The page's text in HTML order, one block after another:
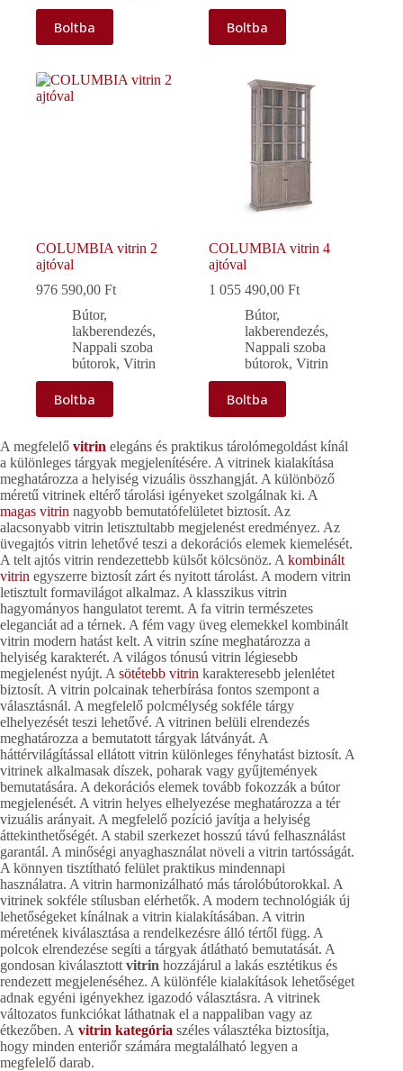
Boltba Boltba
COLUMBIA vitrin 2
ajtóval
976 590,00 Ft
Bútor,
lakberendezés,
Nappali szoba
bútorok, Vitrin
Boltba
COLUMBIA vitrin 4
ajtóval
1 055 490,00Ft
Bútor,
lakberendezés,
Nappali szoba
bútorok,Vitrin
Boltba
A megfelelő vitrin elegáns és praktikus tárolómegoldást kínál
a különleges tárgyak megjelenítésére. A vitrinek kialakítása
meghatározza a helyiség vizuális összhangját. A különböző
méretű vitrinek eltérő tárolási igényeket szolgálnak ki. A
magas vitrin nagyobb bemutatófelületet biztosít. Az
alacsonyabb vitrin letisztultabb megjelenést eredményez. Az
üvegajtós vitrin lehetővé teszi a dekorációs elemek kiemelését.
A telt ajtós vitrin rendezettebb külsőt kölcsönöz. A kombinált
vitrin egyszerre biztosít zárt és nyitott tárolást. A modern vitrin
letisztult formavilágot alkalmaz. A klasszikus vitrin
hagyományos hangulatot teremt. A fa vitrin természetes
eleganciát ad a térnek. A fém vagy üveg elemekkel kombinált
vitrin modern hatást kelt. A vitrin színe meghatározza a
helyiség karakterét. A világos tónusú vitrin légiesebb
megjelenést nyújt. A sötétebb vitrin karakteresebb jelenlétet
biztosít. A vitrin polcainak teherbírása fontos szempont a
választásnál. A megfelelő polcmélység sokféle tárgy
elhelyezését teszi lehetővé. A vitrinen belüli elrendezés
meghatározza a bemutatott tárgyak látványát. A
háttérvilágítással ellátott vitrin különleges fényhatást biztosít. A
vitrinek alkalmasak díszek, poharak vagy gyűjtemények
bemutatására. A dekorációs elemek tovább fokozzák a bútor
megjelenését. A vitrin helyes elhelyezése meghatározza a tér
vizuális arányait. A megfelelő pozíció javítja a helyiség
áttekinthetőségét. A stabil szerkezet hosszú távú felhasználást
garantál. A minőségi anyaghasználat növeli a vitrin tartósságát.
A könnyen tisztítható felület praktikus mindennapi
használatra. A vitrin harmonizálható más tárolóbútorokkal. A
vitrinek sokféle stílusban elérhetők. A modern technológiák új
lehetőségeket kínálnak a vitrin kialakításában. A vitrin
méretének kiválasztása a rendelkezésre álló tértől függ. A
polcok elrendezése segíti a tárgyak átlátható bemutatását. A
gondosan kiválasztott vitrin hozzájárul a lakás esztétikus és
rendezett megjelenéséhez. A különféle kialakítások lehetőséget
adnak egyéni igényekhez igazodó választásra. A vitrinek
változatos funkciókat láthatnak el a nappaliban vagy az
étkezőben. A vitrin kategória széles választéka biztosítja,
hogy minden enteriőr számára megtalálható legyen a
megfelelő darab.